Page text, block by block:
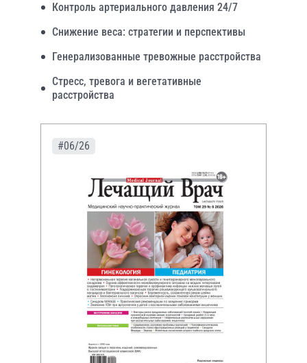
Контроль артериального давления 24/7
Снижение веса: стратегии и перспективы
Генерализованные тревожные расстройства
Стресс, тревога и вегетативные
расстройства
#06/26